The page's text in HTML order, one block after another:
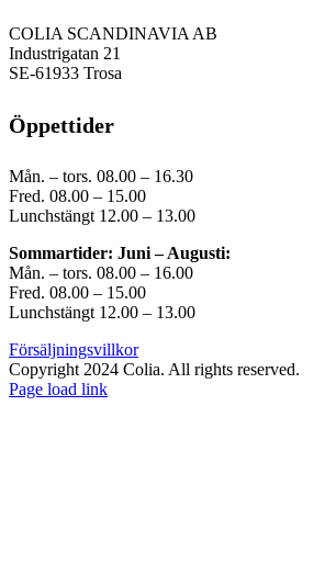
COLIA SCANDINAVIA AB
Industrigatan 21
SE-61933 Trosa
Öppettider
Mån. – tors. 08.00 – 16.30
Fred. 08.00 – 15.00
Lunchstängt 12.00 – 13.00
Sommartider: Juni – Augusti:
Mån. – tors. 08.00 – 16.00
Fred. 08.00 – 15.00
Lunchstängt 12.00 – 13.00
Försäljningsvillkor
Copyright 2024 Colia. All rights reserved.
Page load link